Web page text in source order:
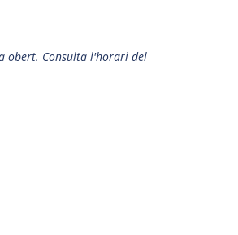
obert. Consulta l'horari del